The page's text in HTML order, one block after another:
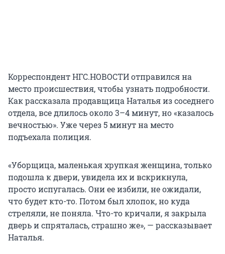
Корреспондент НГС.НОВОСТИ отправился на
место происшествия, чтобы узнать подробности.
Как рассказала продавщица Наталья из соседнего
отдела, все длилось около 3–4 минут, но «казалось
вечностью». Уже через 5 минут на место
подъехала полиция.
«Уборщица, маленькая хрупкая женщина, только
подошла к двери, увидела их и вскрикнула,
просто испугалась. Они ее избили, не ожидали,
что будет кто-то. Потом был хлопок, но куда
стреляли, не поняла. Что-то кричали, я закрыла
дверь и спряталась, страшно же», — рассказывает
Наталья.